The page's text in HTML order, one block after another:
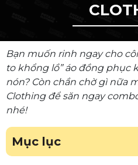
Bạn muốn rinh ngay cho
to khổng lồ” áo đồng phục
nón? Còn chần chờ gì nữa
Clothing để săn ngay
nhé!
Mục lục